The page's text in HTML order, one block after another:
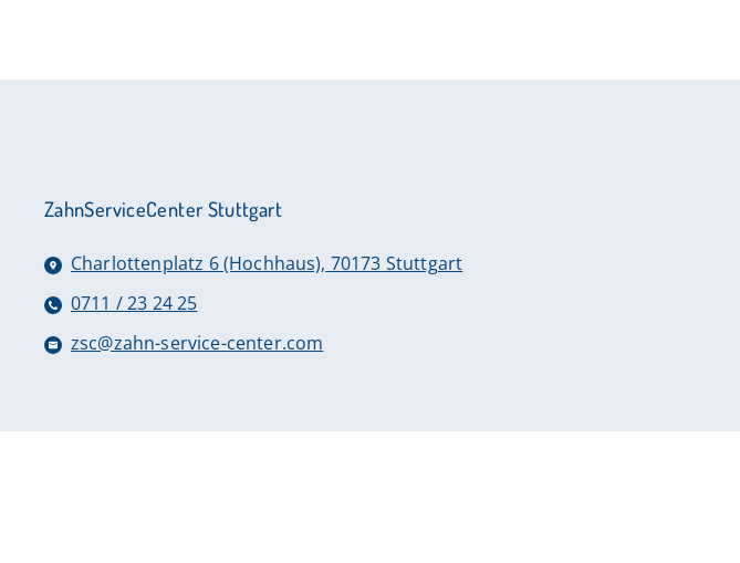
ZahnServiceCenter Stuttgart
Charlottenplatz 6 (Hochhaus), 70173 Stuttgart
0711 / 23 24 25
zsc@zahn-service-center.com